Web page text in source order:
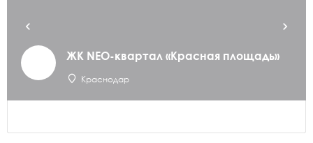
ЖК NEO-квартал «Красная площадь»
Краснодар